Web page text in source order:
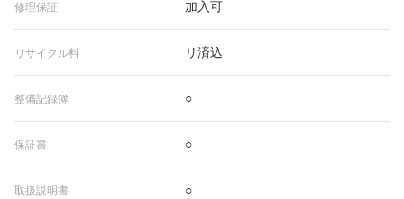
修理保証 加入可
リサイクル料 リ済込
整備記録簿 ○
保証書 ○
取扱説明書 ○